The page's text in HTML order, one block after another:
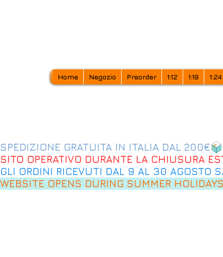
Home Negozio Preorder 1:12 1:18 1:24
SPEDIZIONE GRATUITA IN ITALIA DAL 200€
SITO OPERATIVO DURANTE LA CHIUSURA
GLI ORDINI RICEVUTI DAL 9 AL 30 AGOSTO
WEBSITE OPENS DURING SUMMER